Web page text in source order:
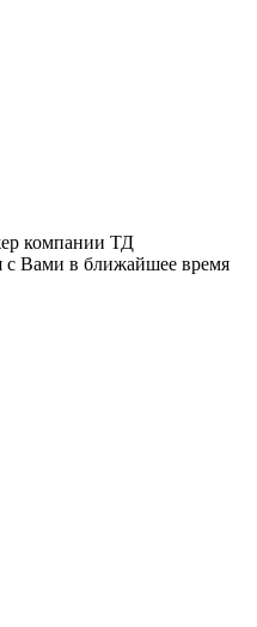
компании ТД
с Вами в ближайшее время